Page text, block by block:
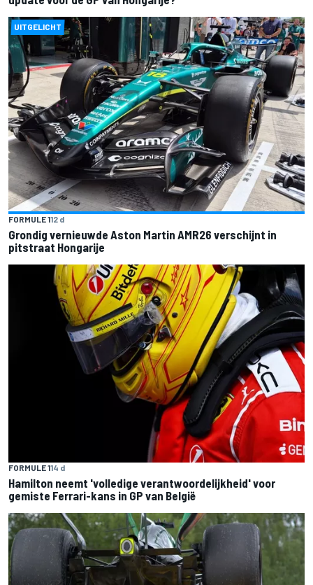
UITGELICHT
FORMULE 112 d
Grondig vernieuwde Aston Martin AMR26 verschijnt in
pitstraat Hongarije
FORMULE 114 d
Hamilton neemt 'volledige verantwoordelijkheid' voor
gemiste Ferrari-kans in GP van België